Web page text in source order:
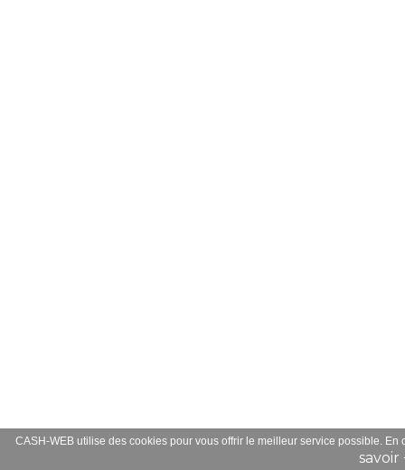
CASH-WEB utilise des cookies pour vous offrir le meilleur service possible.
savoir